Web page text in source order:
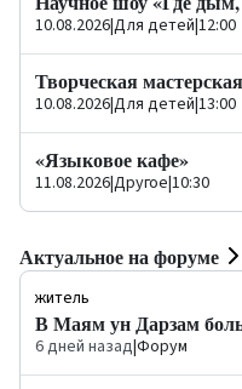
10.08.2026|Для детей|12:00
Творческая
10.08.2026|Для детей|13:00
«Языковое кафе»
11.08.2026|Другое|10:30
Актуальное на форуме
житель
В Маям ун Дарзам
6 дней назад|Форум